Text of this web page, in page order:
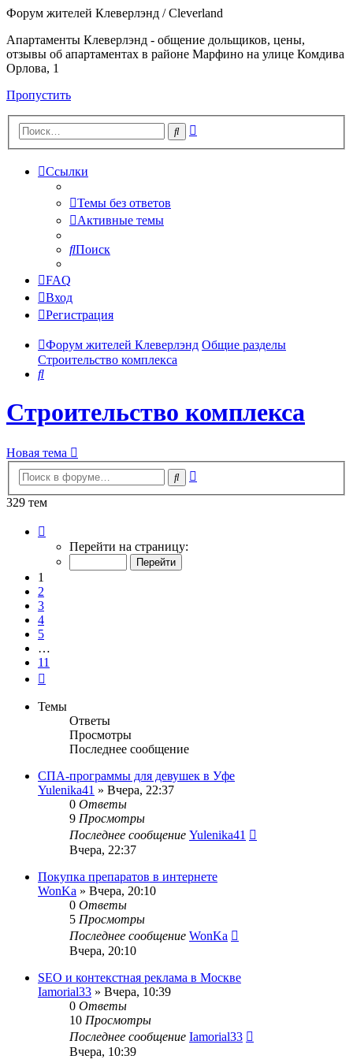
Форум жителей Клеверлэнд / Cleverland
Апартаменты Клеверлэнд - общение дольщиков, цены,
отзывы об апартаментах в районе Марфино на улице Комдива
Орлова, 1
Пропустить
Поиск
Ссылки
Темы без ответов
Активные темы
Поиск
FAQ
Вход
Регистрация
Форум жителей Клеверлэнд Общие разделы
Строительство комплекса
Поиск
Строительство комплекса
Новая тема
Поиск
329 тем
Перейти на страницу:
1
2
3
4
5
…
11
Темы
Ответы
Просмотры
Последнее сообщение
СПА-программы для девушек в Уфе
Yulenika41 » Вчера, 22:37
0 Ответы
9 Просмотры
Последнее сообщение Yulenika41
Вчера, 22:37
Покупка препаратов в интернете
WonKa » Вчера, 20:10
0 Ответы
5 Просмотры
Последнее сообщение WonKa
Вчера, 20:10
SEO и контекстная реклама в Москве
Iamorial33 » Вчера, 10:39
0 Ответы
10 Просмотры
Последнее сообщение Iamorial33
Вчера, 10:39